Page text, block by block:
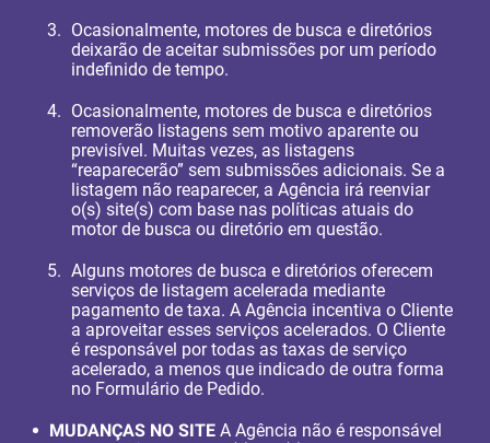
Ocasionalmente, motores de busca e diretórios
deixarão de aceitar submissões por um período
indefinido de tempo.
Ocasionalmente, motores de busca e diretórios
removerão listagens sem motivo aparente ou
previsível. Muitas vezes, as listagens
“reaparecerão” sem submissões adicionais. Se a
listagem não reaparecer, a Agência irá reenviar
o(s) site(s) com base nas políticas atuais do
motor de busca ou diretório em questão.
Alguns motores de busca e diretórios oferecem
serviços de listagem acelerada mediante
pagamento de taxa. A Agência incentiva o Cliente
a aproveitar esses serviços acelerados. O Cliente
é responsável por todas as taxas de serviço
acelerado, a menos que indicado de outra forma
no Formulário de Pedido.
MUDANÇAS NO SITE A Agência não é responsável